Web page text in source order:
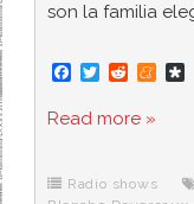
son la familia
F
c
e
o
T
i
t
r
R
d
d
M
e
r
Read more »
Radio shows